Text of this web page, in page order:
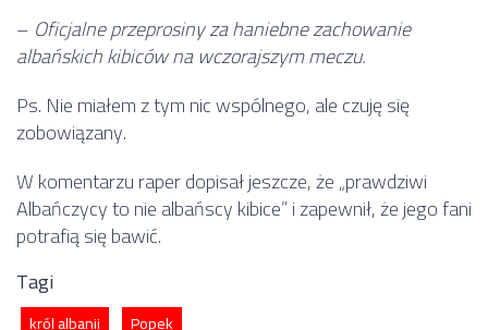
– Oficjalne przeprosiny za haniebne zachowanie
albańskich kibiców na wczorajszym meczu.
Ps. Nie miałem z tym nic wspólnego, ale czuję się
zobowiązany.
W komentarzu raper dopisał jeszcze, że „prawdziwi
Albańczycy to nie albańscy kibice” i zapewnił, że jego fani
potrafią się bawić.
Tagi
król albanii
Popek